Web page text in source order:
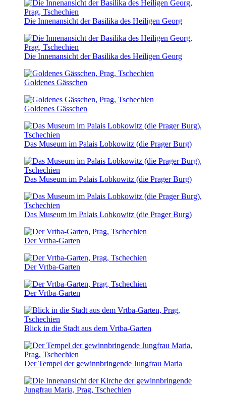
Die Innenansicht der Basilika des Heiligen Georg
Die Innenansicht der Basilika des Heiligen Georg
Goldenes Gässchen
Goldenes Gässchen
Das Museum im Palais Lobkowitz (die Prager Burg)
Das Museum im Palais Lobkowitz (die Prager Burg)
Das Museum im Palais Lobkowitz (die Prager Burg)
Der Vrtba-Garten
Der Vrtba-Garten
Der Vrtba-Garten
Blick in die Stadt aus dem Vrtba-Garten
Der Tempel der gewinnbringende Jungfrau Maria